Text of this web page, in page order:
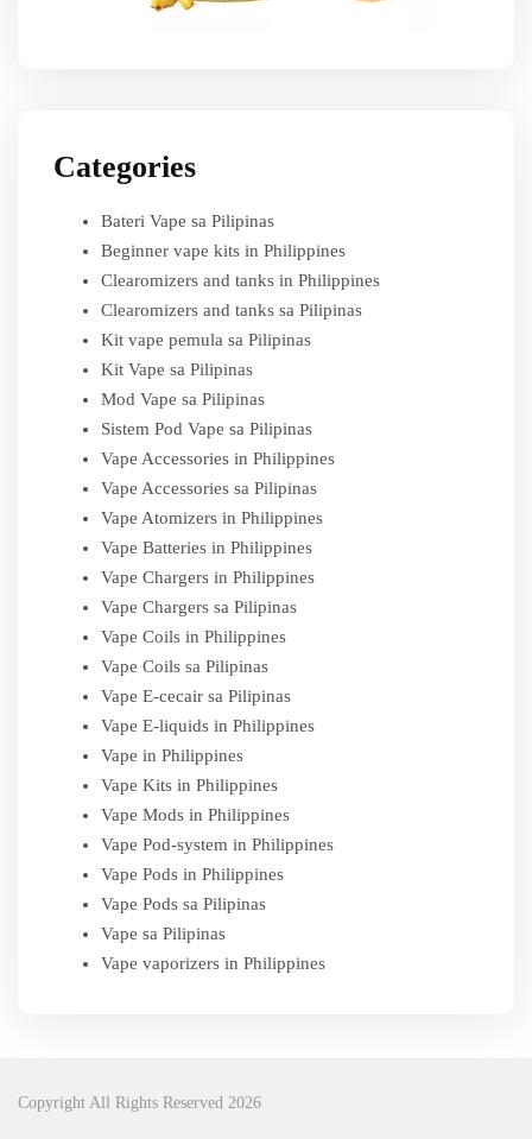
Categories
Bateri Vape sa Pilipinas
Beginner vape kits in Philippines
Clearomizers and tanks in Philippines
Clearomizers and tanks sa Pilipinas
Kit vape pemula sa Pilipinas
Kit Vape sa Pilipinas
Mod Vape sa Pilipinas
Sistem Pod Vape sa Pilipinas
Vape Accessories in Philippines
Vape Accessories sa Pilipinas
Vape Atomizers in Philippines
Vape Batteries in Philippines
Vape Chargers in Philippines
Vape Chargers sa Pilipinas
Vape Coils in Philippines
Vape Coils sa Pilipinas
Vape E-cecair sa Pilipinas
Vape E-liquids in Philippines
Vape in Philippines
Vape Kits in Philippines
Vape Mods in Philippines
Vape Pod-system in Philippines
Vape Pods in Philippines
Vape Pods sa Pilipinas
Vape sa Pilipinas
Vape vaporizers in Philippines
Copyright All Rights Reserved 2026